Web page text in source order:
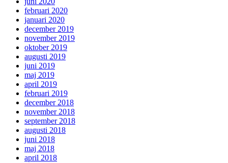
februari 2020
januari 2020
december 2019
november 2019
oktober 2019
augusti 2019
juni 2019
maj 2019
april 2019
februari 2019
december 2018
november 2018
september 2018
augusti 2018
juni 2018
maj 2018
april 2018